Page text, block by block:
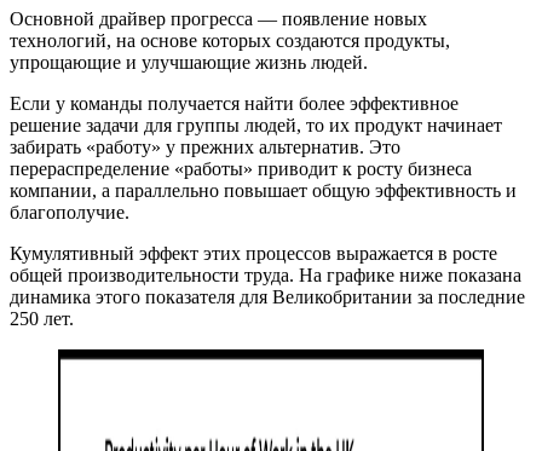
Основной драйвер прогресса — появление новых
технологий, на основе которых создаются продукты,
упрощающие и улучшающие жизнь людей.
Если у команды получается найти более эффективное
решение задачи для группы людей, то их продукт начинает
забирать «работу» у прежних альтернатив. Это
перераспределение «работы» приводит к росту бизнеса
компании, а параллельно повышает общую эффективность и
благополучие.
Кумулятивный эффект этих процессов выражается в росте
общей производительности труда. На графике ниже показана
динамика этого показателя для Великобритании за последние
250 лет.